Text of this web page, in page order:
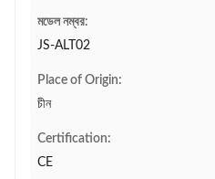
মডেল নম্বর:
JS-ALT02
Place of Origin:
চীন
Certification:
CE